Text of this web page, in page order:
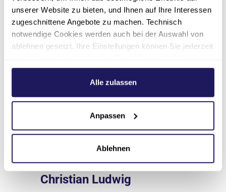
unserer Website zu bieten, und Ihnen auf Ihre Interessen
zugeschnittene Angebote zu machen. Technisch
notwendige Cookies werden auch bei der Auswahl von
ablehnen gesetzt. Ihre Einstellungen können Sie jederzeit
Weitere Informationen hierzu finden Sie in unserer
.
Alle zulassen
Anpassen
Ablehnen
Stellvertretender Pflegedirektor
Christian Ludwig